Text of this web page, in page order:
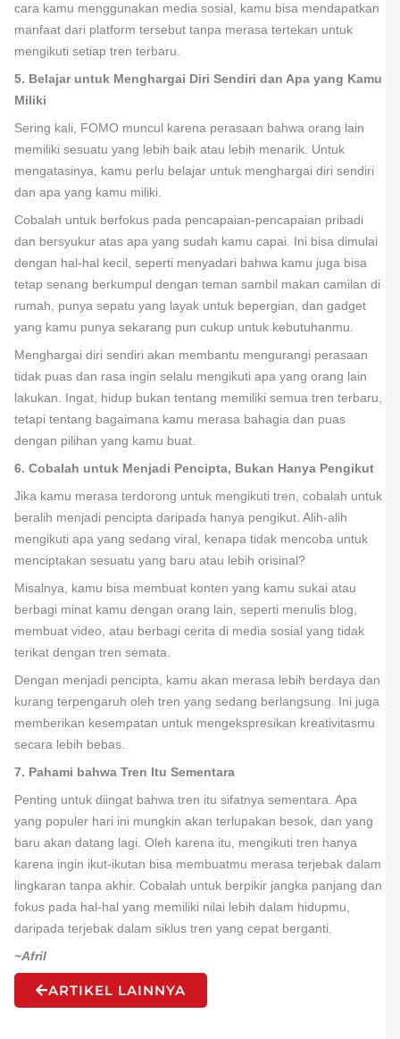
cara kamu menggunakan media sosial, kamu bisa mendapatkan
manfaat dari platform tersebut tanpa merasa tertekan untuk
mengikuti setiap tren terbaru.
5. Belajar untuk Menghargai Diri Sendiri dan Apa yang Kamu
Miliki
Sering kali, FOMO muncul karena perasaan bahwa orang lain
memiliki sesuatu yang lebih baik atau lebih menarik. Untuk
mengatasinya, kamu perlu belajar untuk menghargai diri sendiri
dan apa yang kamu miliki.
Cobalah untuk berfokus pada pencapaian-pencapaian pribadi
dan bersyukur atas apa yang sudah kamu capai. Ini bisa dimulai
dengan hal-hal kecil, seperti menyadari bahwa kamu juga bisa
tetap senang berkumpul dengan teman sambil makan camilan di
rumah, punya sepatu yang layak untuk bepergian, dan gadget
yang kamu punya sekarang pun cukup untuk kebutuhanmu.
Menghargai diri sendiri akan membantu mengurangi perasaan
tidak puas dan rasa ingin selalu mengikuti apa yang orang lain
lakukan. Ingat, hidup bukan tentang memiliki semua tren terbaru,
tetapi tentang bagaimana kamu merasa bahagia dan puas
dengan pilihan yang kamu buat.
6. Cobalah untuk Menjadi Pencipta, Bukan Hanya Pengikut
Jika kamu merasa terdorong untuk mengikuti tren, cobalah untuk
beralih menjadi pencipta daripada hanya pengikut. Alih-alih
mengikuti apa yang sedang viral, kenapa tidak mencoba untuk
menciptakan sesuatu yang baru atau lebih orisinal?
Misalnya, kamu bisa membuat konten yang kamu sukai atau
berbagi minat kamu dengan orang lain, seperti menulis blog,
membuat video, atau berbagi cerita di media sosial yang tidak
terikat dengan tren semata.
Dengan menjadi pencipta, kamu akan merasa lebih berdaya dan
kurang terpengaruh oleh tren yang sedang berlangsung. Ini juga
memberikan kesempatan untuk mengekspresikan kreativitasmu
secara lebih bebas.
7. Pahami bahwa Tren Itu Sementara
Penting untuk diingat bahwa tren itu sifatnya sementara. Apa
yang populer hari ini mungkin akan terlupakan besok, dan yang
baru akan datang lagi. Oleh karena itu, mengikuti tren hanya
karena ingin ikut-ikutan bisa membuatmu merasa terjebak dalam
lingkaran tanpa akhir. Cobalah untuk berpikir jangka panjang dan
fokus pada hal-hal yang memiliki nilai lebih dalam hidupmu,
daripada terjebak dalam siklus tren yang cepat berganti.
~Afril
ARTIKEL LAINNYA